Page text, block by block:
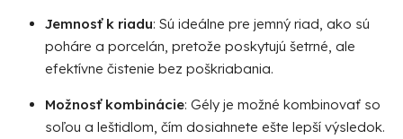
Jemnosť k riadu: Sú ideálne pre jemný riad, ako sú
poháre a porcelán, pretože poskytujú šetrné, ale
efektívne čistenie bez poškriabania.
Možnosť kombinácie: Gély je možné kombinovať so
soľou a leštidlom, čím dosiahnete ešte lepší výsledok.